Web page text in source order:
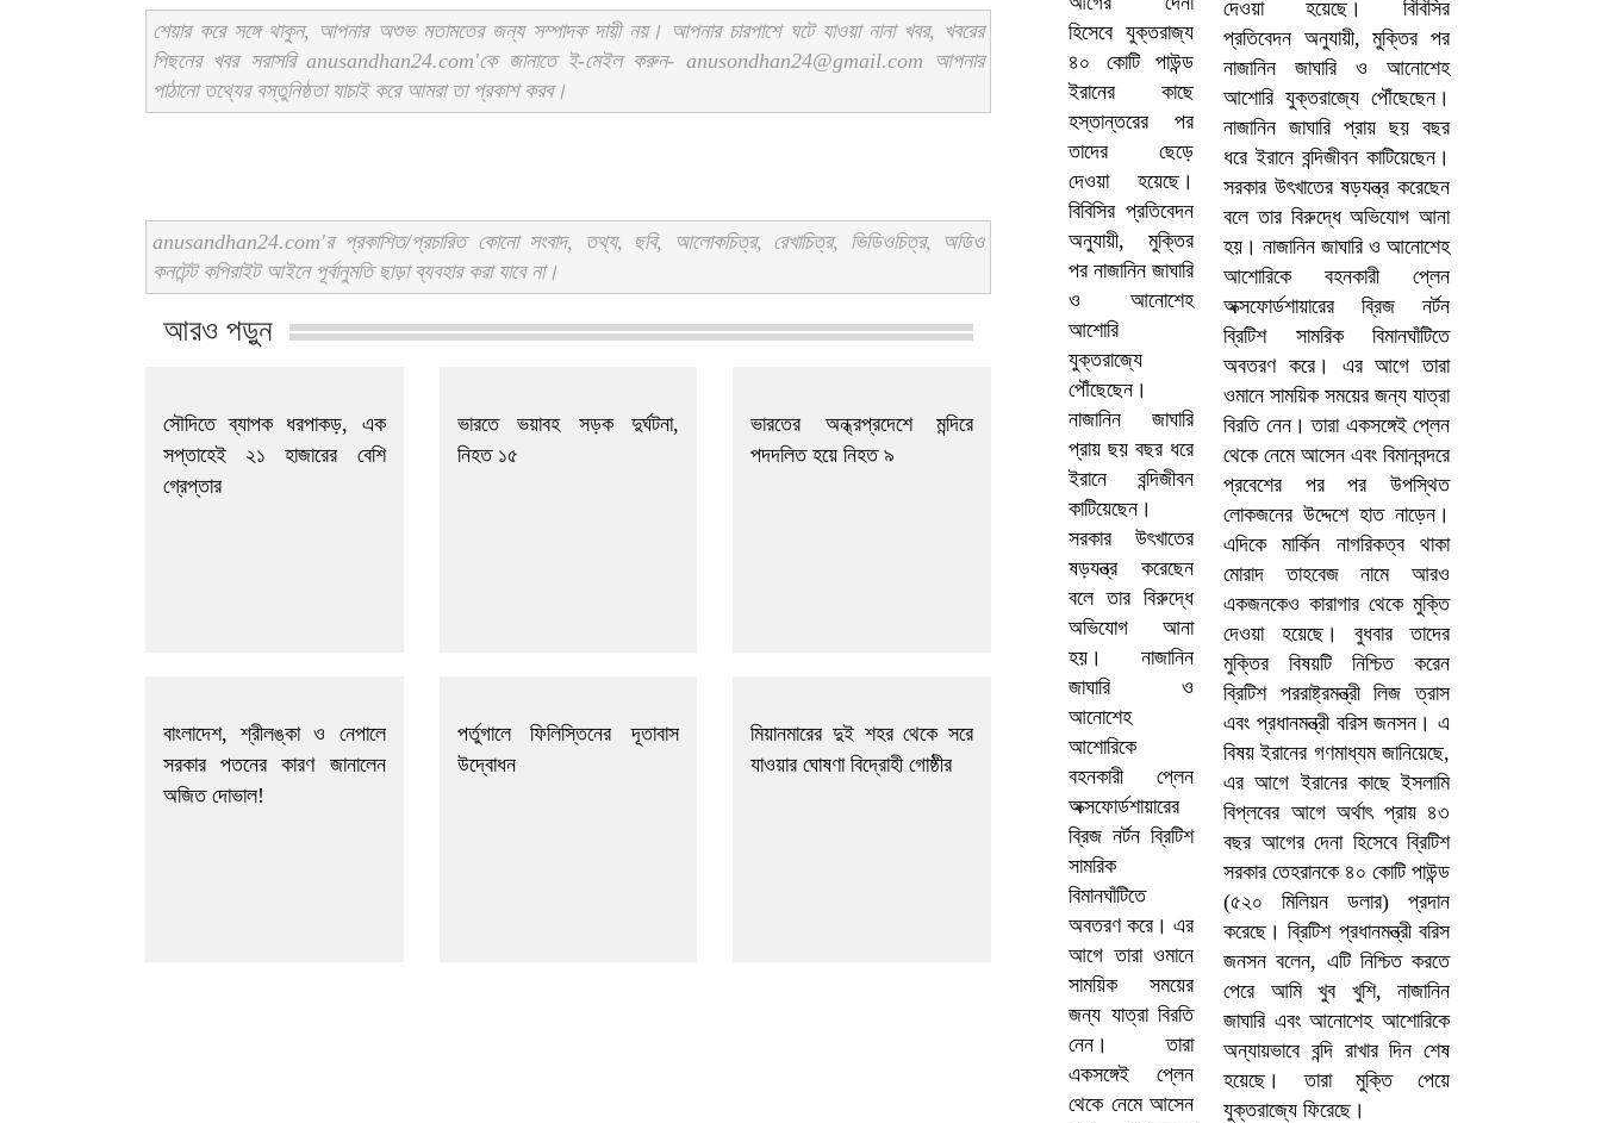
শেয়ার করে সঙ্গে থাকুন, আপনার অশুভ মতামতের জন্য সম্পাদক দায়ী নয়। আপনার চারপাশে ঘটে যাওয়া নানা খবর, খবরের
পিছনের খবর সরাসরি anusandhan24.com'কে জানাতে ই-মেইল করুন- anusondhan24@gmail.com আপনার
পাঠানো তথ্যের বস্তুনিষ্ঠতা যাচাই করে আমরা তা প্রকাশ করব।
anusandhan24.com'র প্রকাশিত/প্রচারিত কোনো সংবাদ, তথ্য, ছবি, আলোকচিত্র, রেখাচিত্র, ভিডিওচিত্র, অডিও
কনটেন্ট কপিরাইট আইনে পূর্বানুমতি ছাড়া ব্যবহার করা যাবে না।
আরও পড়ুন
সৌদিতে ব্যাপক ধরপাকড়, এক
সপ্তাহেই ২১ হাজারের বেশি
গ্রেপ্তার
ভারতে ভয়াবহ সড়ক দুর্ঘটনা,
নিহত ১৫
ভারতের অন্ধ্রপ্রদেশে মন্দিরে
পদদলিত হয়ে নিহত ৯
বাংলাদেশ, শ্রীলঙ্কা ও নেপালে
সরকার পতনের কারণ জানালেন
অজিত দোভাল!
পর্তুগালে ফিলিস্তিনের দূতাবাস
উদ্বোধন
মিয়ানমারের দুই শহর থেকে সরে
যাওয়ার ঘোষণা বিদ্রোহী গোষ্ঠীর
দেওয়া হয়েছে। বিবিসির
প্রতিবেদন অনুযায়ী, মুক্তির পর
নাজানিন জাঘারি ও আনোশেহ
আশোরি যুক্তরাজ্যে পৌঁছেছেন।
নাজানিন জাঘারি প্রায় ছয় বছর
ধরে ইরানে বন্দিজীবন কাটিয়েছেন।
সরকার উৎখাতের ষড়যন্ত্র করেছেন
বলে তার বিরুদ্ধে অভিযোগ আনা
হয়। নাজানিন জাঘারি ও আনোশেহ
আশোরিকে বহনকারী প্লেন
অক্সফোর্ডশায়ারের ব্রিজ নর্টন
ব্রিটিশ সামরিক বিমানঘাঁটিতে
অবতরণ করে। এর আগে তারা
ওমানে সাময়িক সময়ের জন্য যাত্রা
বিরতি নেন। তারা একসঙ্গেই প্লেন
থেকে নেমে আসেন এবং বিমানবন্দরে
প্রবেশের পর পর উপস্থিত
লোকজনের উদ্দেশে হাত নাড়েন।
এদিকে মার্কিন নাগরিকত্ব থাকা
মোরাদ তাহবেজ নামে আরও
একজনকেও কারাগার থেকে মুক্তি
দেওয়া হয়েছে। বুধবার তাদের
মুক্তির বিষয়টি নিশ্চিত করেন
ব্রিটিশ পররাষ্ট্রমন্ত্রী লিজ ত্রাস
এবং প্রধানমন্ত্রী বরিস জনসন। এ
বিষয় ইরানের গণমাধ্যম জানিয়েছে,
এর আগে ইরানের কাছে ইসলামি
বিপ্লবের আগে অর্থাৎ প্রায় ৪৩
বছর আগের দেনা হিসেবে ব্রিটিশ
সরকার তেহরানকে ৪০ কোটি পাউন্ড
(৫২০ মিলিয়ন ডলার) প্রদান
করেছে। ব্রিটিশ প্রধানমন্ত্রী বরিস
জনসন বলেন, এটি নিশ্চিত করতে
পেরে আমি খুব খুশি, নাজানিন
জাঘারি এবং আনোশেহ আশোরিকে
অন্যায়ভাবে বন্দি রাখার দিন শেষ
হয়েছে। তারা মুক্তি পেয়ে
যুক্তরাজ্যে ফিরেছে।